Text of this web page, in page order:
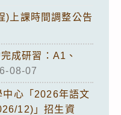
)上課時間調整公告
成研習：A1、
08-07
中心「2026年語文
12)」招生資